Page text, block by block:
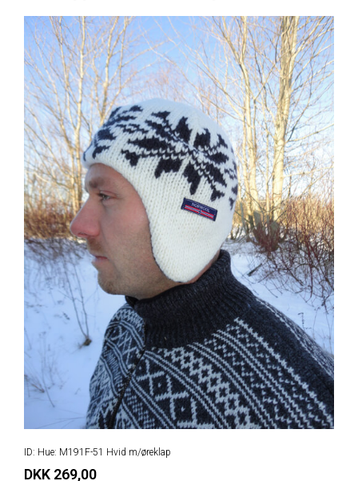
ID: Hue: M191F-51 Hvid m/øreklap
DKK 269,00